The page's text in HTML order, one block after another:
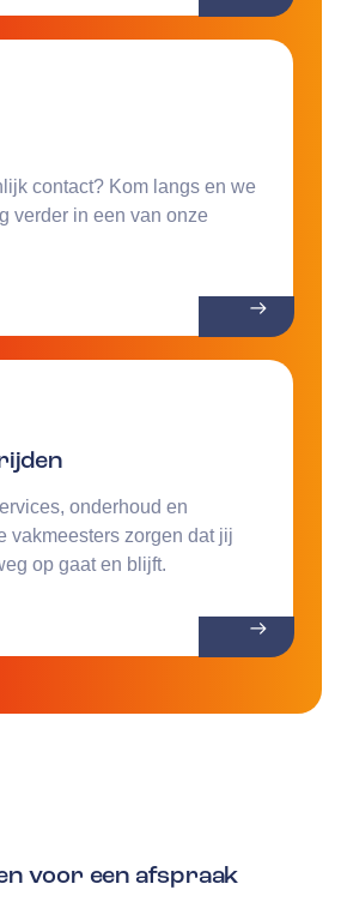
contact? Kom langs en we
verder in een van onze
onderhoud en
vakmeesters zorgen dat jij
op gaat en blijft.
voor een afspraak